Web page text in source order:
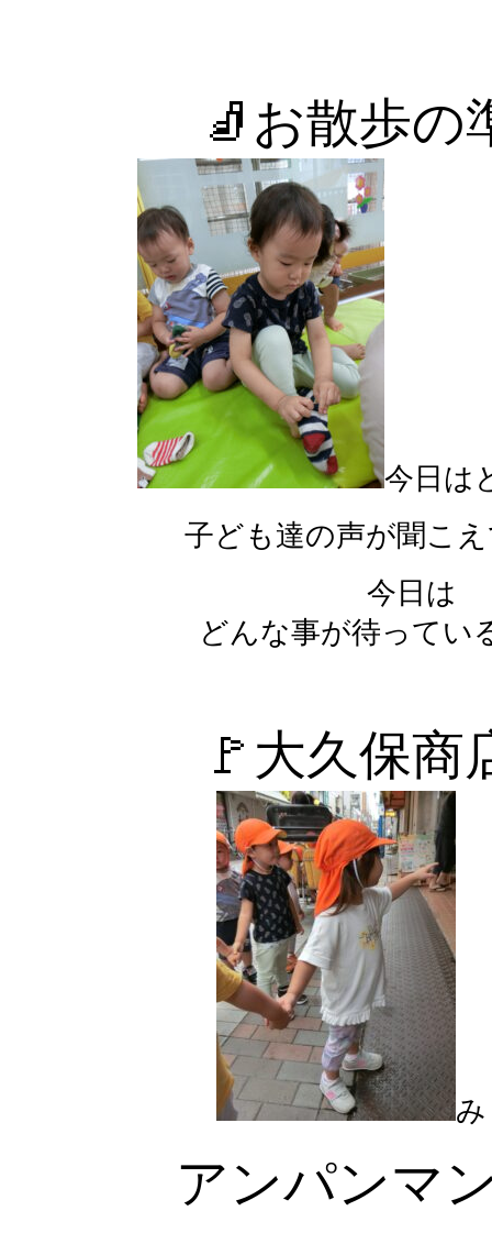
🧦お散歩の
今日は
子ども達の声が聞こ
今日は
どんな事が待ってい
🚩大久保商
アンパンマ